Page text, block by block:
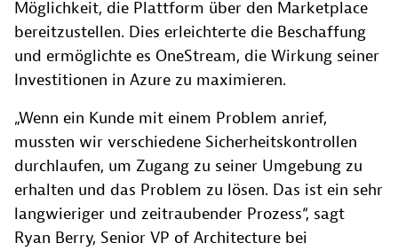
Möglichkeit, die Plattform über den Marketplace
bereitzustellen. Dies erleichterte die Beschaffung
und ermöglichte es OneStream, die Wirkung seiner
Investitionen in Azure zu maximieren.
„Wenn ein Kunde mit einem Problem anrief,
mussten wir verschiedene Sicherheitskontrollen
durchlaufen, um Zugang zu seiner Umgebung zu
erhalten und das Problem zu lösen. Das ist ein sehr
langwieriger und zeitraubender Prozess“, sagt
Ryan Berry, Senior VP of Architecture bei